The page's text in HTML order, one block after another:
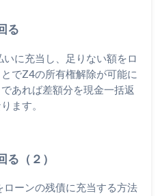
る
に充当し、足りない額をロ
でZ4の所有権解除が可能に
あれば差額分を現金一括返
ます。
（２）
ーンの残債に充当する方法